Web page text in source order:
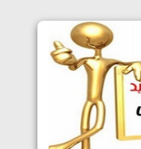
1405/05/07
1405/05/06